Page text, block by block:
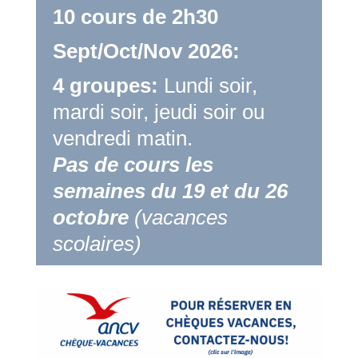
10 cours de 2h30
Sept/Oct/Nov 2026:
4 groupes: Lundi soir,
mardi soir, jeudi soir ou
vendredi matin.
Pas de cours les
semaines du 19 et du 26
octobre(vacances
scolaires)